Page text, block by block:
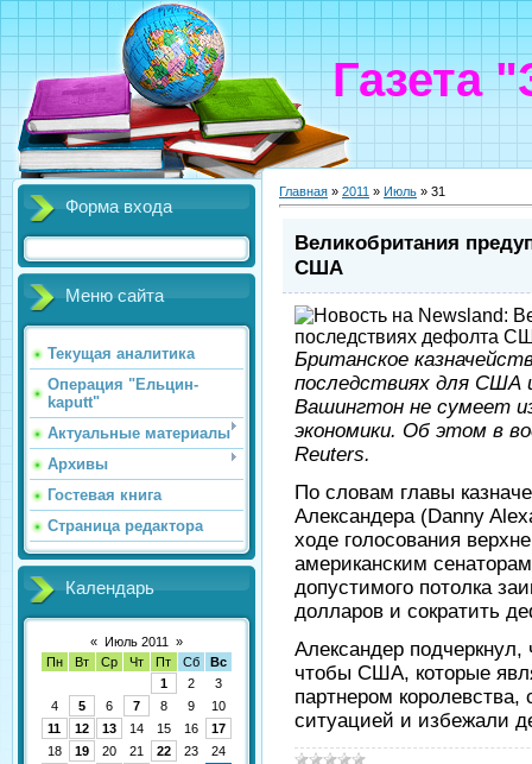
Газета
Форма входа
Меню сайта
Текущая аналитика
Операция "Ельцин-
kaputt"
Актуальные материалы
Архивы
Гостевая книга
Страница редактора
Календарь
« Июль 2011
»
Пн
Вт Ср Чт Пт Сб
Вс
1
2
3
4
5 6 7 8 9
10
11
12 13 14 15 16
17
18
19 20 21 22 23
24
Главная » 2011 » Июль » 31
Великобритания
США
Британское
последствиях для США
Вашингтон не сумеет
экономики. Об этом в
Reuters.
По словам главы
Александера (Danny
ходе голосования
американским
допустимого потолка
долларов и сократить
Александер подчеркнул,
чтобы США, которые
партнером
ситуацией и избежали